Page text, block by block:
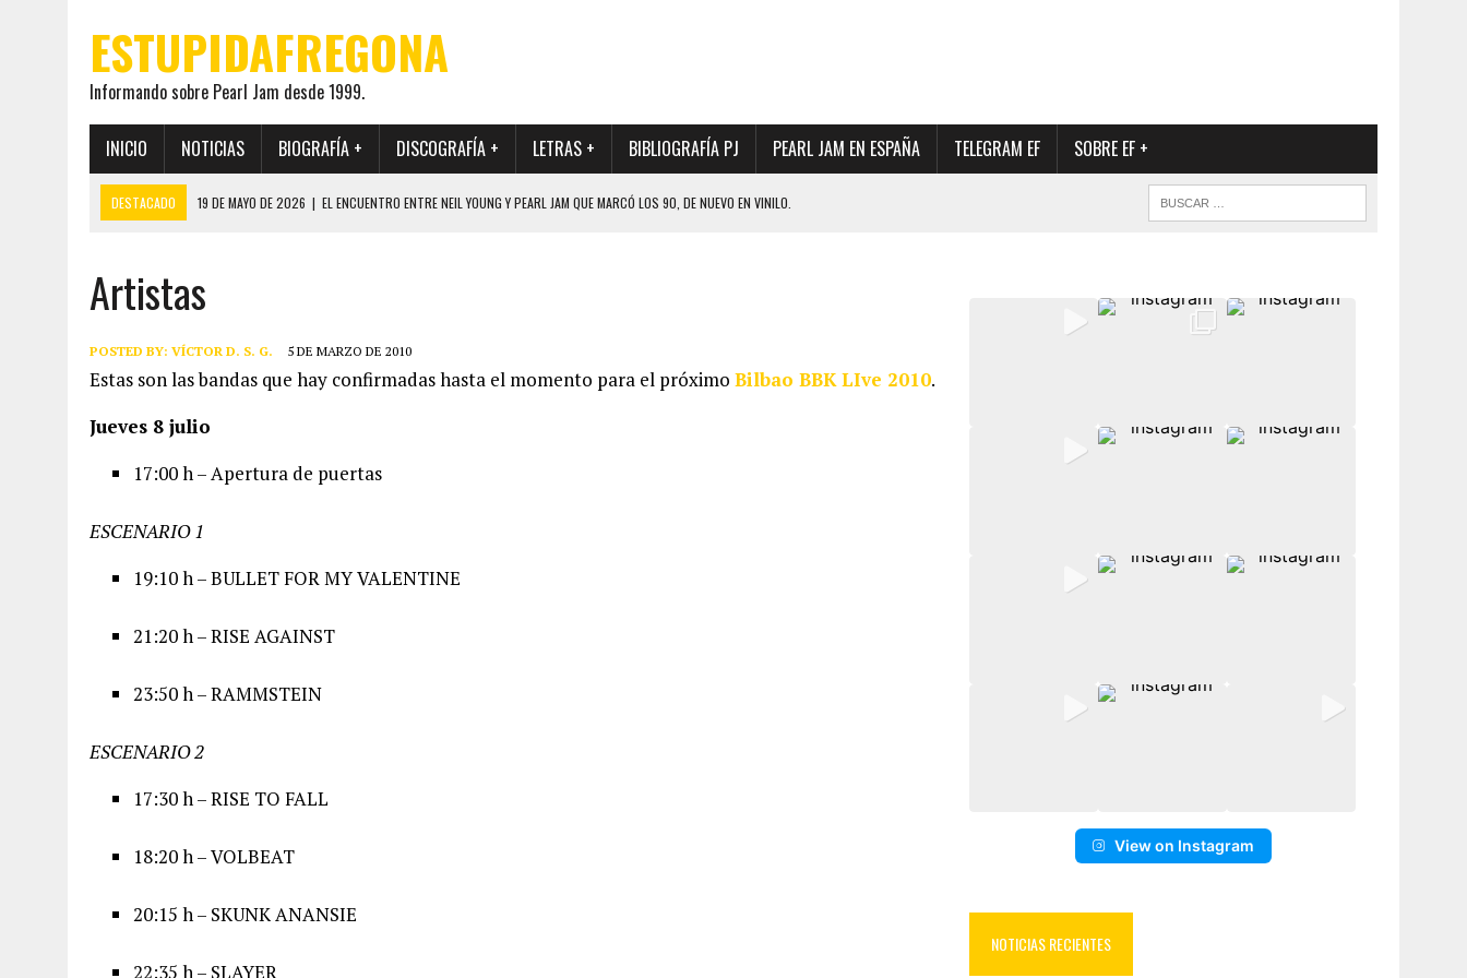
ESTUPIDAFREGONA
Informando sobre Pearl Jam desde 1999.
INICIO NOTICIAS BIOGRAFÍA + DISCOGRAFÍA + LETRAS + BIBLIOGRAFÍA PJ PEARL JAM EN ESPAÑA TELEGRAM EF SOBRE EF +
DESTACADO 19 DE MAYO DE 2026 | EL ENCUENTRO ENTRE NEIL YOUNG Y PEARL JAM QUE MARCÓ LOS 90, DE NUEVO EN VINILO.
28 DE JULIO DE 2026
7 DE JUNIO DE 2026
22 DE MAYO DE 2026 | PEARL JAM MANTENDRÁ EN SECRETO LA IDENTIDAD DE SU NUEVO BATERÍA
Artistas
POSTED BY: VÍCTOR D. S. G. 5 DE MARZO DE 2010
Estas son las bandas que hay confirmadas hasta el momento para el próximo Bilbao BBK LIve 2010.
Jueves 8 julio
17:00 h – Apertura de puertas
ESCENARIO 1
19:10 h – BULLET FOR MY VALENTINE
21:20 h – RISE AGAINST
23:50 h – RAMMSTEIN
ESCENARIO 2
17:30 h – RISE TO FALL
18:20 h – VOLBEAT
20:15 h – SKUNK ANANSIE
22:35 h – SLAYER
View on Instagram
NOTICIAS RECIENTES